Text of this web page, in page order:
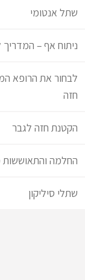
שתל אנטומי
ניתוח אף –
לבחור את הרופא
חזה
הקטנת חזה לגבר
החלמה והתאוששות
שתלי סיליקון